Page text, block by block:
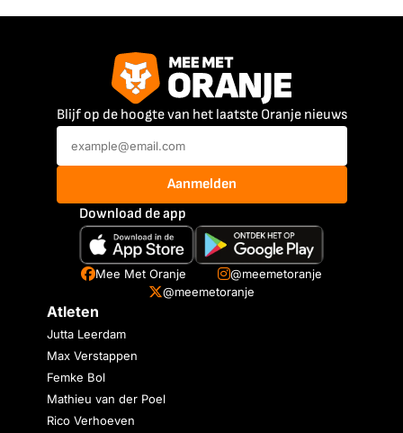
Blijf op de hoogte van het laatste Oranje nieuws
Aanmelden
Download de app
Mee Met Oranje
@meemetoranje
@meemetoranje
Atleten
Jutta Leerdam
Max Verstappen
Femke Bol
Mathieu van der Poel
Rico Verhoeven